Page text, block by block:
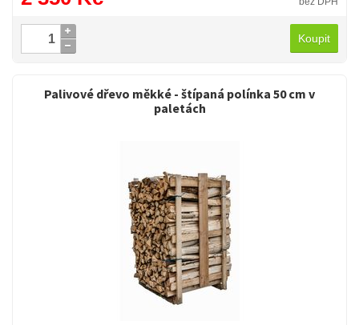
Koupit
Palivové dřevo měkké - štípaná polínka 50 cm v
paletách